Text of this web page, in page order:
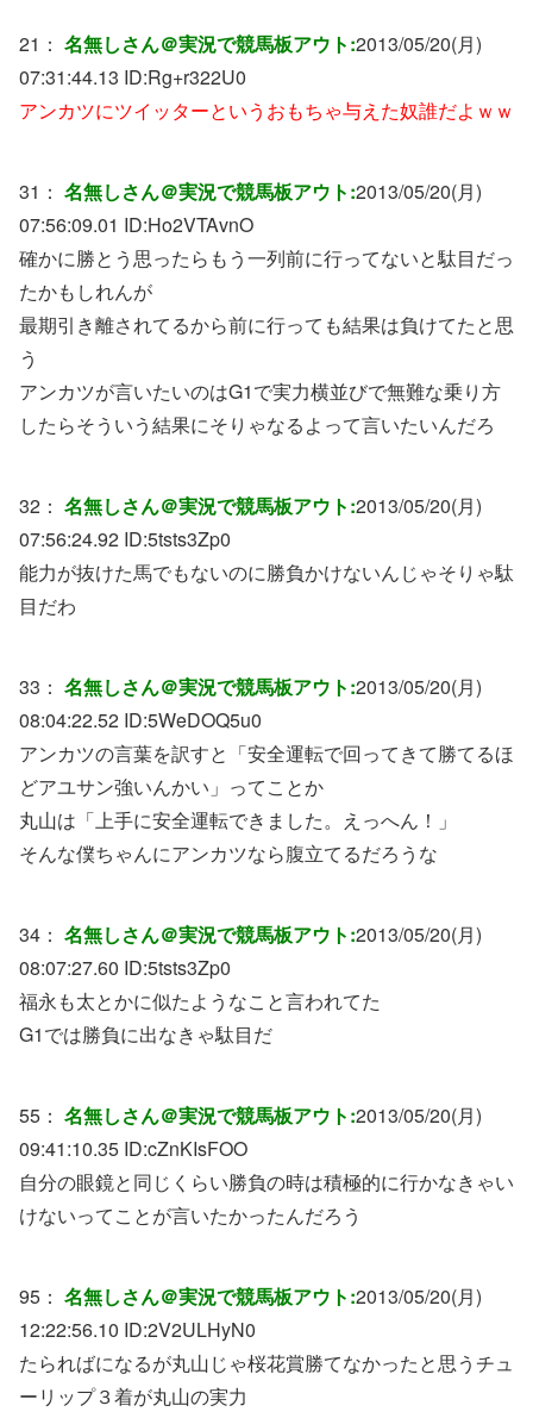
21： 名無しさん＠実況で競馬板アウト:2013/05/20(月)
07:31:44.13 ID:Rg+r322U0
アンカツにツイッターというおもちゃ与えた奴誰だよｗｗ
31： 名無しさん＠実況で競馬板アウト:2013/05/20(月)
07:56:09.01 ID:Ho2VTAvnO
確かに勝とう思ったらもう一列前に行ってないと駄目だっ
たかもしれんが
最期引き離されてるから前に行っても結果は負けてたと思
う
アンカツが言いたいのはG1で実力横並びで無難な乗り方
したらそういう結果にそりゃなるよって言いたいんだろ
32： 名無しさん＠実況で競馬板アウト:2013/05/20(月)
07:56:24.92 ID:5tsts3Zp0
能力が抜けた馬でもないのに勝負かけないんじゃそりゃ駄
目だわ
33： 名無しさん＠実況で競馬板アウト:2013/05/20(月)
08:04:22.52 ID:5WeDOQ5u0
アンカツの言葉を訳すと「安全運転で回ってきて勝てるほ
どアユサン強いんかい」ってことか
丸山は「上手に安全運転できました。えっへん！」
そんな僕ちゃんにアンカツなら腹立てるだろうな
34： 名無しさん＠実況で競馬板アウト:2013/05/20(月)
08:07:27.60 ID:5tsts3Zp0
福永も太とかに似たようなこと言われてた
G1では勝負に出なきゃ駄目だ
55： 名無しさん＠実況で競馬板アウト:2013/05/20(月)
09:41:10.35 ID:cZnKIsFOO
自分の眼鏡と同じくらい勝負の時は積極的に行かなきゃい
けないってことが言いたかったんだろう
95： 名無しさん＠実況で競馬板アウト:2013/05/20(月)
12:22:56.10 ID:2V2ULHyN0
たらればになるが丸山じゃ桜花賞勝てなかったと思うチュ
ーリップ３着が丸山の実力